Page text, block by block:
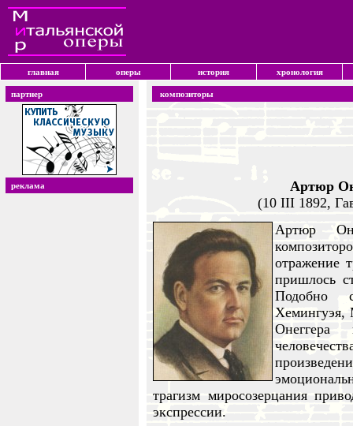
главная оперы история хронология
партнер
реклама
композиторы
Артюр
(10 III 1892,
Артюр
отражение
пришлось
Подобно
Хемингуэя,
Онеггера
трагизм миросозерцания
экспрессии.